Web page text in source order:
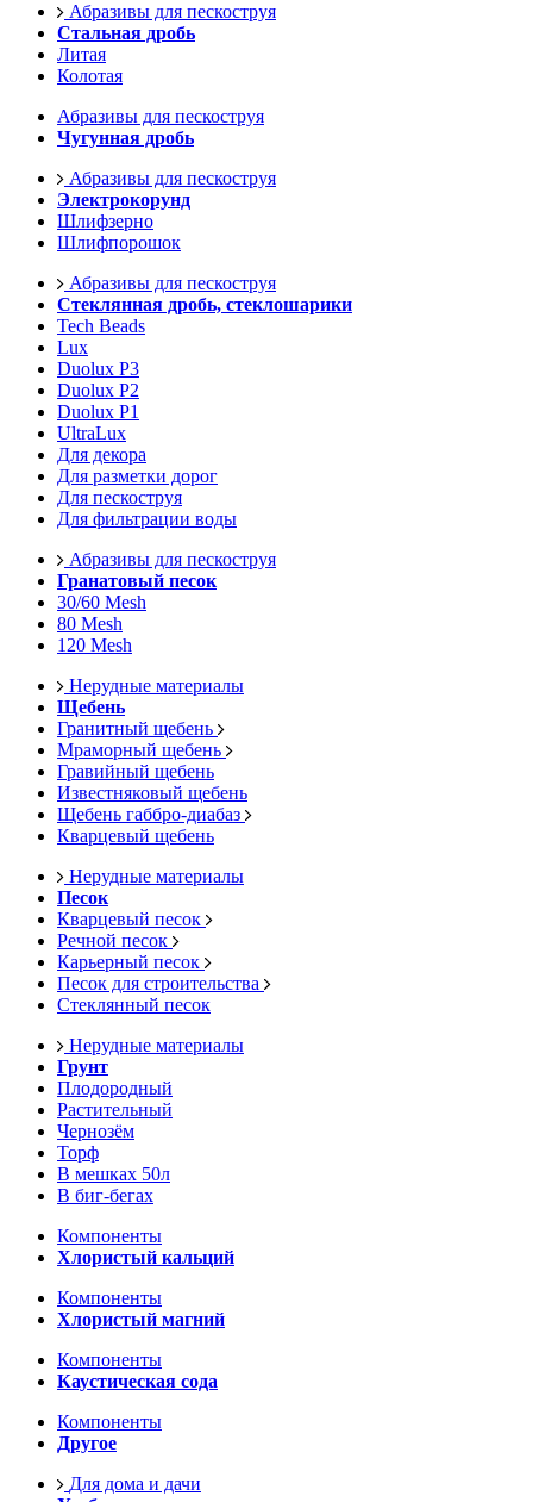
Абразивы для пескоструя
Стальная дробь
Литая
Колотая
Абразивы для пескоструя
Чугунная дробь
Абразивы для пескоструя
Электрокорунд
Шлифзерно
Шлифпорошок
Абразивы для пескоструя
Стеклянная дробь, стеклошарики
Tech Beads
Lux
Duolux P3
Duolux P2
Duolux P1
UltraLux
Для декора
Для разметки дорог
Для пескоструя
Для фильтрации воды
Абразивы для пескоструя
Гранатовый песок
30/60 Mesh
80 Mesh
120 Mesh
Нерудные материалы
Щебень
Гранитный щебень
Мраморный щебень
Гравийный щебень
Известняковый щебень
Щебень габбро-диабаз
Кварцевый щебень
Нерудные материалы
Песок
Кварцевый песок
Речной песок
Карьерный песок
Песок для строительства
Стеклянный песок
Нерудные материалы
Грунт
Плодородный
Растительный
Чернозём
Торф
В мешках 50л
В биг-бегах
Компоненты
Хлористый кальций
Компоненты
Хлористый магний
Компоненты
Каустическая сода
Компоненты
Другое
Для дома и дачи